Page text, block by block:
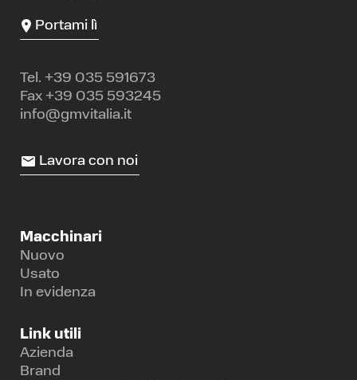
Portami lì
Tel. +39 035 591673
Fax +39 035 593245
info@gmvitalia.it
Lavora con noi
Macchinari
Nuovo
Usato
In evidenza
Link utili
Azienda
Brand